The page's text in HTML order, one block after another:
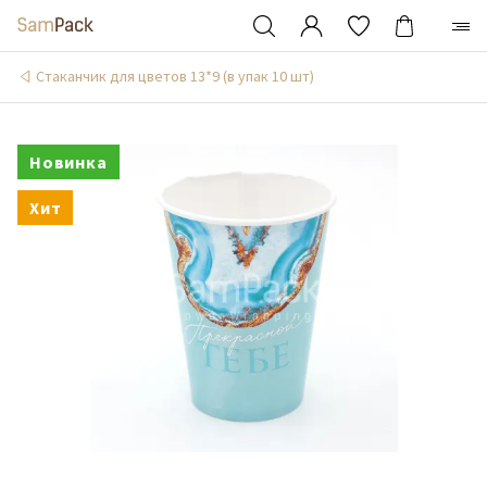
Стаканчик для цветов 13*9 (в упак 10 шт)
Новинка
Хит